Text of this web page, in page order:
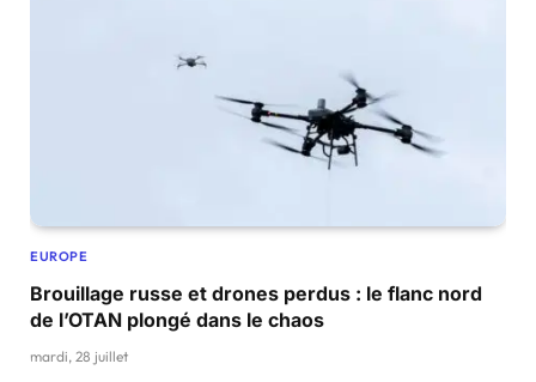
EUROPE
Brouillage russe et drones perdus : le flanc nord
de l’OTAN plongé dans le chaos
mardi, 28 juillet